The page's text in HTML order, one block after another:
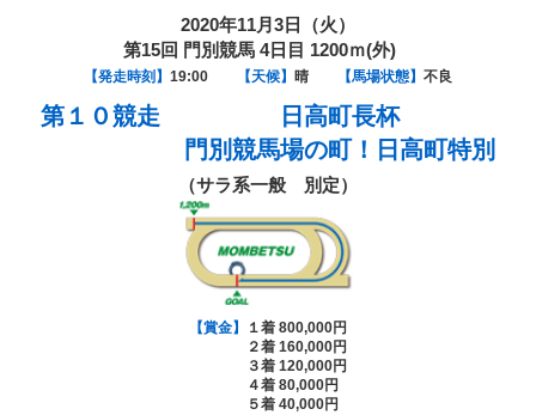
2020年11月3日（火）
第15回 門別競馬 4日目 1200ｍ(外)
【発走時刻】 19:00 【天候】 晴 【馬場状態】 不良
第１０競走
日高町長杯
門別競馬場の町！日高町特別
（サラ系一般 別定）
【賞金】
１着 800,000円
２着 160,000円
３着 120,000円
４着 80,000円
５着 40,000円